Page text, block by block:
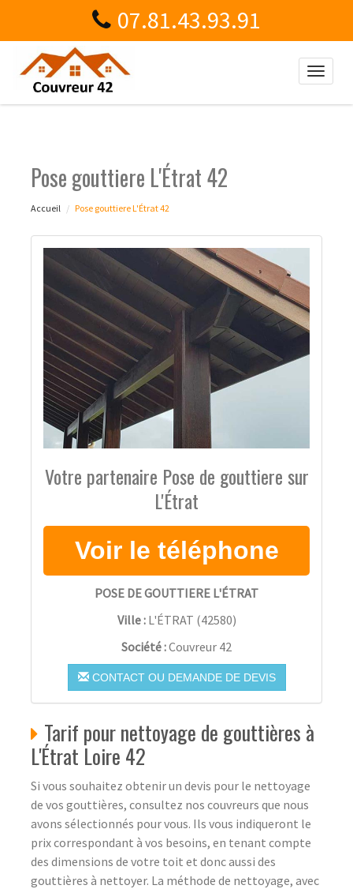
07.81.43.93.91
Toggle
Pose gouttiere L'Étrat 42
Accueil Pose gouttiere L'Étrat 42
Votre partenaire Pose de gouttiere sur
L'Étrat
POSE DE GOUTTIERE L'ÉTRAT
Ville : L'ÉTRAT (42580)
Société :Couvreur 42
CONTACT OU DEMANDE DE DEVIS
Tarif pour nettoyage de gouttières à
L'Étrat Loire 42
Si vous souhaitez obtenir un devis pour le nettoyage
de vos gouttières, consultez nos couvreurs que nous
avons sélectionnés pour vous. Ils vous indiqueront le
prix correspondant à vos besoins, en tenant compte
des dimensions de votre toit et donc aussi des
gouttières à nettoyer. La méthode de nettoyage, avec